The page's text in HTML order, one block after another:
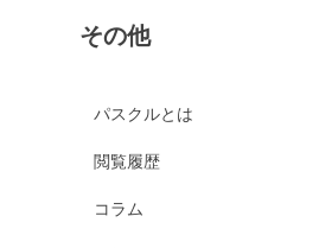
その他
パスクルとは
閲覧履歴
コラム